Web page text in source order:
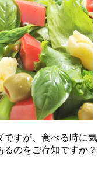
ですが、食べる時に気
のをご存知ですか？